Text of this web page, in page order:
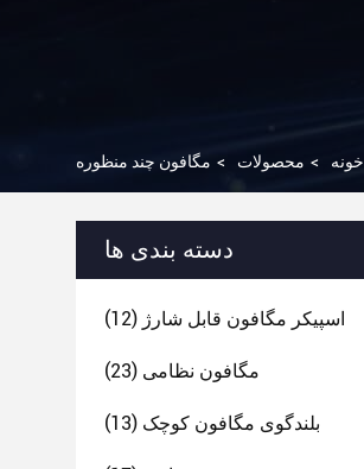
خونه > محصولات > مگافون چند منظوره
دسته بندی ها
اسپیکر مگافون قابل شارژ (12)
مگافون نظامی (23)
بلندگوی مگافون کوچک (13)